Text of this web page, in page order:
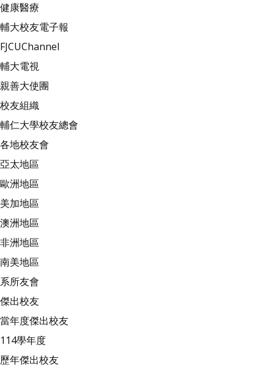
健康醫療
輔大校友電子報
FJCUChannel
輔大電視
親善大使團
校友組織
輔仁大學校友總會
各地校友會
亞太地區
歐洲地區
美加地區
澳洲地區
非洲地區
南美地區
系所友會
傑出校友
當年度傑出校友
114學年度
歷年傑出校友